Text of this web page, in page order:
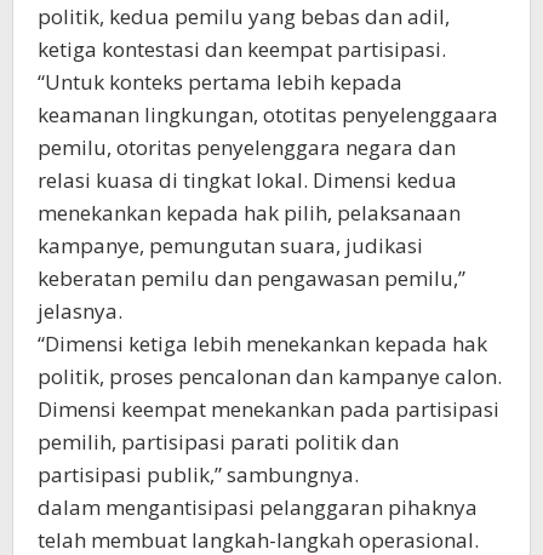
politik, kedua pemilu yang bebas dan adil,
ketiga kontestasi dan keempat partisipasi.
“Untuk konteks pertama lebih kepada
keamanan lingkungan, ototitas penyelenggaara
pemilu, otoritas penyelenggara negara dan
relasi kuasa di tingkat lokal. Dimensi kedua
menekankan kepada hak pilih, pelaksanaan
kampanye, pemungutan suara, judikasi
keberatan pemilu dan pengawasan pemilu,”
jelasnya.
“Dimensi ketiga lebih menekankan kepada hak
politik, proses pencalonan dan kampanye calon.
Dimensi keempat menekankan pada partisipasi
pemilih, partisipasi parati politik dan
partisipasi publik,” sambungnya.
dalam mengantisipasi pelanggaran pihaknya
telah membuat langkah-langkah operasional.